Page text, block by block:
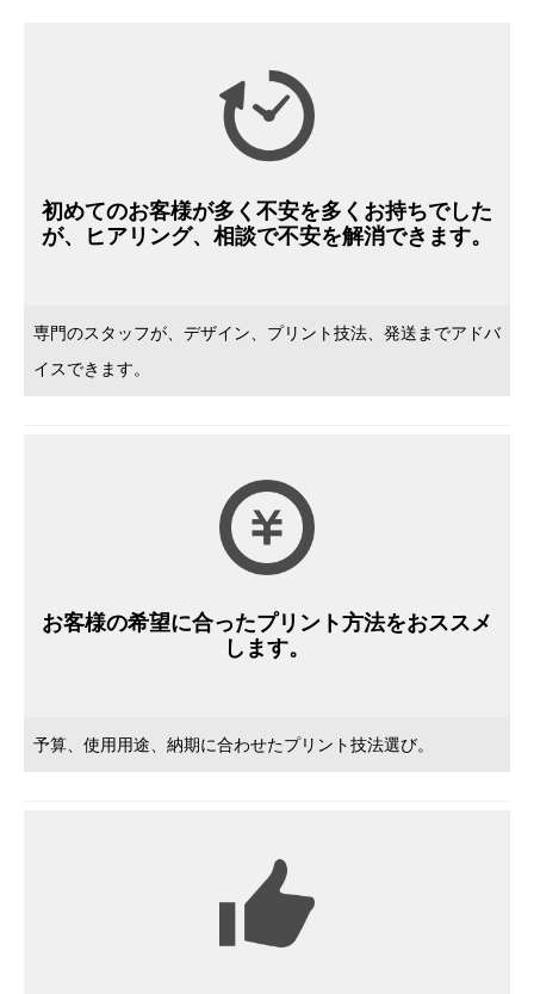
初めてのお客様が多く不安を多くお持ちでした
が、ヒアリング、相談で不安を解消できます。
専門のスタッフが、デザイン、プリント技法、発送までアドバ
イスできます。
お客様の希望に合ったプリント方法をおススメ
します。
予算、使用用途、納期に合わせたプリント技法選び。